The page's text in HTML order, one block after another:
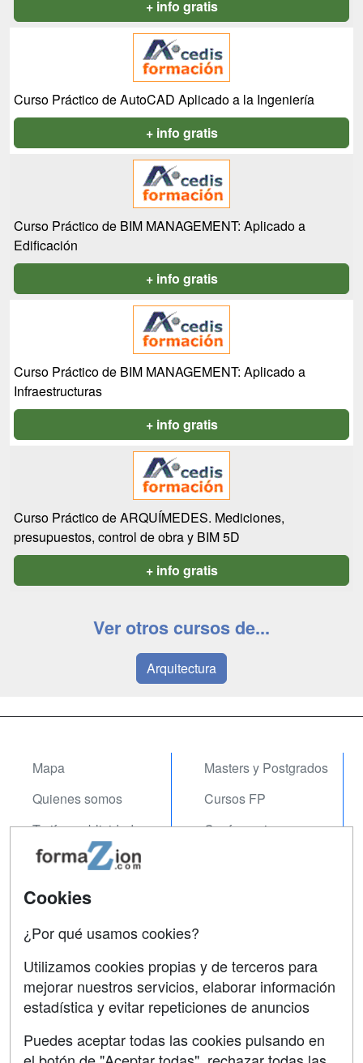
+ info gratis
Curso Práctico de AutoCAD Aplicado a la Ingeniería
+ info gratis
Curso Práctico de BIM MANAGEMENT: Aplicado a
Edificación
+ info gratis
Curso Práctico de BIM MANAGEMENT: Aplicado a
Infraestructuras
+ info gratis
Curso Práctico de ARQUÍMEDES. Mediciones,
presupuestos, control de obra y BIM 5D
+ info gratis
Ver otros cursos de...
Arquitectura
Mapa
Quienes somos
Tarifas publicidad
Acceso Usuarios
Acceso Centros
Masters y Postgrados
Cursos FP
Conferencias
Contactar
Confidencialidad
Aviso legal
Copyleft
Cookies
¿Por qué usamos cookies?
Utilizamos cookies propias y de terceros para
mejorar nuestros servicios, elaborar información
estadística y evitar repeticiones de anuncios
Puedes aceptar todas las cookies pulsando en